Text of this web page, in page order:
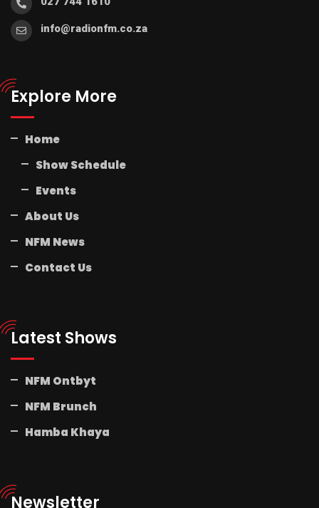
info@radionfm.co.za
Explore More
Home
Show Schedule
Events
About Us
NFM News
Contact Us
Latest Shows
NFM Ontbyt
NFM Brunch
Hamba Khaya
Newsletter